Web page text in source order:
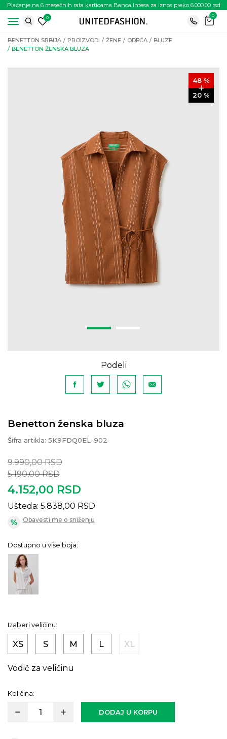
Plaćanje na 6 mesečnih rata karticama Banca Intesa za iznos preko 6.000.00 rsd
0
0
BENETTON SRBIJA PROIZVODI ŽENE ODEĆA
BLUZE
BENETTON ŽENSKA BLUZA
48 %
20 %
Podeli
Benetton ženska bluza
Šifra artikla: 5K9FDQ0EL-902
9.990,00 RSD
5.190,00 RSD
4.152,00 RSD
Ušteda: 5.838,00 RSD
Obavesti me o sniženju
Dostupno u više boja:
Izaberi veličinu:
XS S M L XL
Vodič za veličinu
Količina:
DODAJ U KORPU